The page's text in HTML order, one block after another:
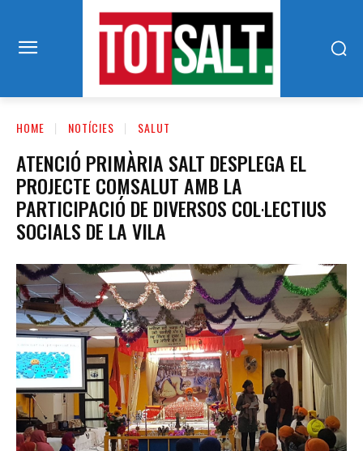
HOME NOTÍCIES SALUT
ATENCIÓ PRIMÀRIA SALT DESPLEGA EL
PROJECTE COMSALUT AMB LA
PARTICIPACIÓ DE DIVERSOS COL·LECTIUS
SOCIALS DE LA VILA